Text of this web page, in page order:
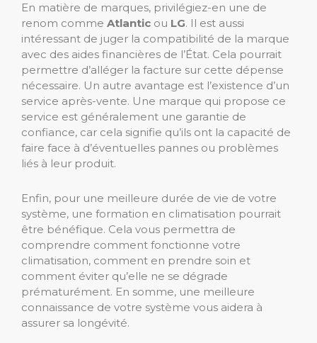
En matière de marques, privilégiez-en une de
renom comme Atlantic ou LG. Il est aussi
intéressant de juger la compatibilité de la marque
avec des aides financières de l’État. Cela pourrait
permettre d’alléger la facture sur cette dépense
nécessaire. Un autre avantage est l’existence d’un
service après-vente. Une marque qui propose ce
service est généralement une garantie de
confiance, car cela signifie qu’ils ont la capacité de
faire face à d’éventuelles pannes ou problèmes
liés à leur produit.
Enfin, pour une meilleure durée de vie de votre
système, une formation en climatisation pourrait
être bénéfique. Cela vous permettra de
comprendre comment fonctionne votre
climatisation, comment en prendre soin et
comment éviter qu’elle ne se dégrade
prématurément. En somme, une meilleure
connaissance de votre système vous aidera à
assurer sa longévité.